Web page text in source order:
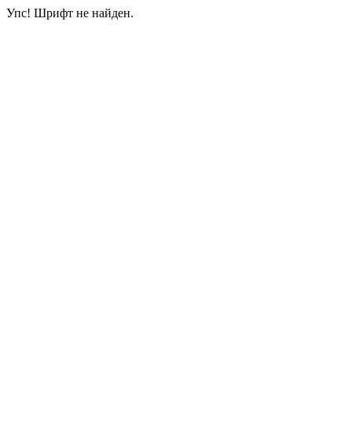
Упс! Шрифт не найден.